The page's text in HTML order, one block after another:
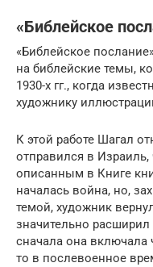
«Библейское
«Библейское
на библейские темы,
1930-х гг., когда
художнику
К этой работе Шагал
отправился в
описанным в Книге
началась война, но,
темой, художник
значительно
сначала она
то в послевоенное